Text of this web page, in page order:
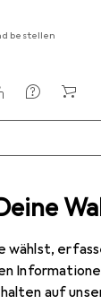
wählst,
auf
bestellen
Starrett
Lochsäge